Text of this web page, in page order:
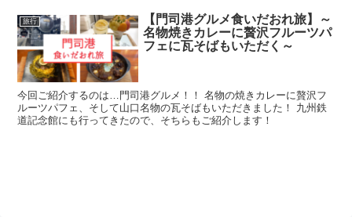
旅行
【門司港グルメ食いだおれ旅】～
名物焼きカレーに贅沢フルーツパ
フェに瓦そばもいただく～
今回ご紹介するのは…門司港グルメ！！ 名物の焼きカレーに贅沢フ
ルーツパフェ、そして山口名物の瓦そばもいただきました！ 九州鉄
道記念館にも行ってきたので、そちらもご紹介します！